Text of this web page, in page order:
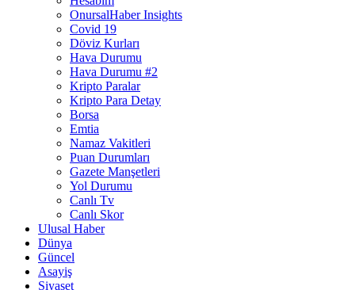
OnursalHaber Insights
Covid 19
Döviz Kurları
Hava Durumu
Hava Durumu #2
Kripto Paralar
Kripto Para Detay
Borsa
Emtia
Namaz Vakitleri
Puan Durumları
Gazete Manşetleri
Yol Durumu
Canlı Tv
Canlı Skor
Ulusal Haber
Dünya
Güncel
Asayiş
Siyaset